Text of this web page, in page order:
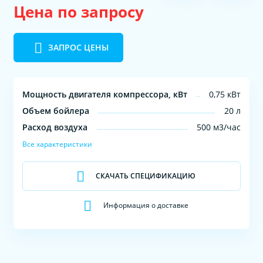
Цена по запросу
ЗАПРОС ЦЕНЫ
Мощность двигателя компрессора, кВт
0,75 кВт
Объем бойлера
20 л
Расход воздуха
500 м3/час
Все характеристики
СКАЧАТЬ СПЕЦИФИКАЦИЮ
Информация о доставке